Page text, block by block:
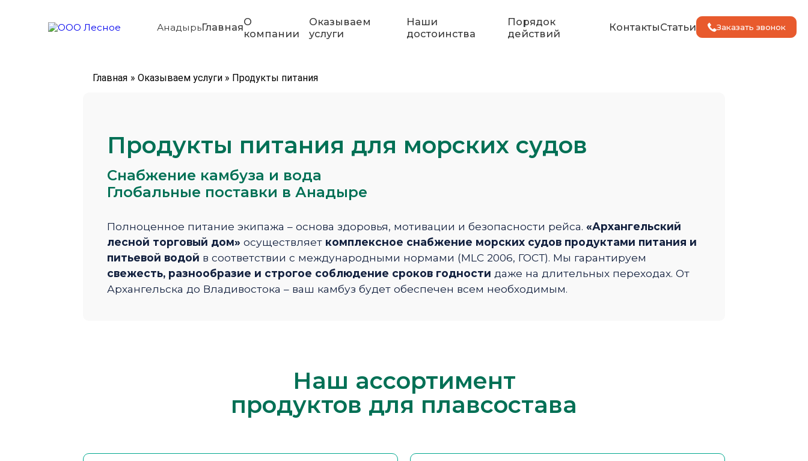
АнадырьГлавнаяО
компании
Оказываем
услуги
Наши
достоинства
Порядок
действий
КонтактыСтатьи Заказать звонок
Главная » Оказываем услуги » Продукты питания
Продукты питания для морских судов
Снабжение камбуза и вода
Глобальные поставки в Анадыре
Полноценное питание экипажа – основа здоровья, мотивации и безопасности рейса. «Архангельский
лесной торговый дом» осуществляет комплексное снабжение морских судов продуктами питания и
питьевой водой в соответствии с международными нормами (MLC 2006, ГОСТ). Мы гарантируем
свежесть, разнообразие и строгое соблюдение сроков годности даже на длительных переходах. От
Архангельска до Владивостока – ваш камбуз будет обеспечен всем необходимым.
Наш ассортимент
продуктов для плавсостава